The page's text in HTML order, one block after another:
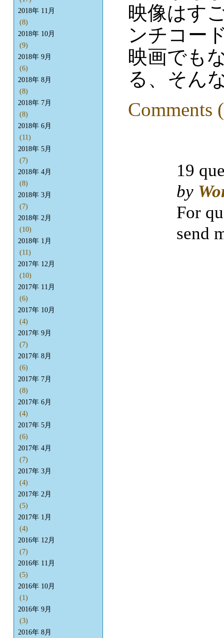
映像はす
ンチコー
映画でも
る、そん
Comments
2018年 11月
(8)
2018年 10月
(9)
2018年 9月
(6)
2018年 8月
(8)
2018年 7月
(8)
2018年 6月
(11)
2018年 5月
(7)
2018年 4月
(8)
2018年 3月
(7)
2018年 2月
(10)
2018年 1月
(11)
2017年 12月
(10)
2017年 11月
(6)
2017年 10月
(4)
2017年 9月
(7)
2017年 8月
(6)
2017年 7月
(8)
2017年 6月
(4)
2017年 5月
(6)
2017年 4月
(7)
2017年 3月
(4)
2017年 2月
(5)
2017年 1月
(4)
2016年 12月
(7)
2016年 11月
(5)
2016年 10月
(1)
2016年 9月
(3)
2016年 8月
19
by
For
send